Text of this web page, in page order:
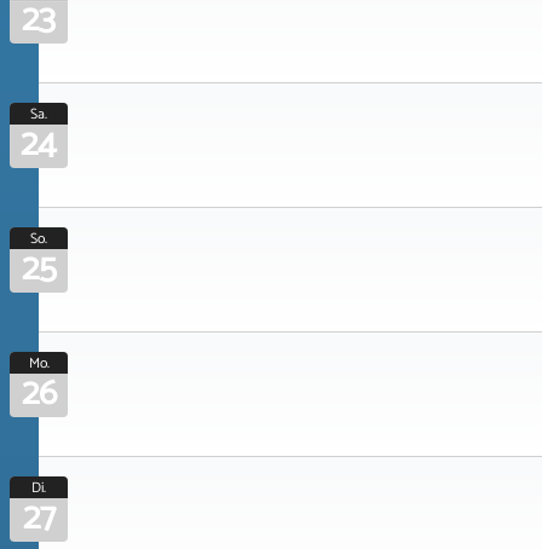
23
Sa.
24
So.
25
Mo.
26
Di.
27